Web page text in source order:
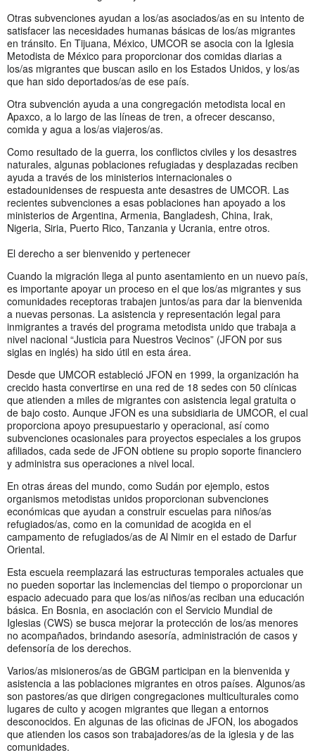
Otras subvenciones ayudan a los/as asociados/as en su intento de
satisfacer las necesidades humanas básicas de los/as migrantes
en tránsito. En Tijuana, México, UMCOR se asocia con la Iglesia
Metodista de México para proporcionar dos comidas diarias a
los/as migrantes que buscan asilo en los Estados Unidos, y los/as
que han sido deportados/as de ese país.
Otra subvención ayuda a una congregación metodista local en
Apaxco, a lo largo de las líneas de tren, a ofrecer descanso,
comida y agua a los/as viajeros/as.
Como resultado de la guerra, los conflictos civiles y los desastres
naturales, algunas poblaciones refugiadas y desplazadas reciben
ayuda a través de los ministerios internacionales o
estadounidenses de respuesta ante desastres de UMCOR. Las
recientes subvenciones a esas poblaciones han apoyado a los
ministerios de Argentina, Armenia, Bangladesh, China, Irak,
Nigeria, Siria, Puerto Rico, Tanzania y Ucrania, entre otros.
El derecho a ser bienvenido y pertenecer
Cuando la migración llega al punto asentamiento en un nuevo país,
es importante apoyar un proceso en el que los/as migrantes y sus
comunidades receptoras trabajen juntos/as para dar la bienvenida
a nuevas personas. La asistencia y representación legal para
inmigrantes a través del programa metodista unido que trabaja a
nivel nacional “Justicia para Nuestros Vecinos” (JFON por sus
siglas en inglés) ha sido útil en esta área.
Desde que UMCOR estableció JFON en 1999, la organización ha
crecido hasta convertirse en una red de 18 sedes con 50 clínicas
que atienden a miles de migrantes con asistencia legal gratuita o
de bajo costo. Aunque JFON es una subsidiaria de UMCOR, el cual
proporciona apoyo presupuestario y operacional, así como
subvenciones ocasionales para proyectos especiales a los grupos
afiliados, cada sede de JFON obtiene su propio soporte financiero
y administra sus operaciones a nivel local.
En otras áreas del mundo, como Sudán por ejemplo, estos
organismos metodistas unidos proporcionan subvenciones
económicas que ayudan a construir escuelas para niños/as
refugiados/as, como en la comunidad de acogida en el
campamento de refugiados/as de Al Nimir en el estado de Darfur
Oriental.
Esta escuela reemplazará las estructuras temporales actuales que
no pueden soportar las inclemencias del tiempo o proporcionar un
espacio adecuado para que los/as niños/as reciban una educación
básica. En Bosnia, en asociación con el Servicio Mundial de
Iglesias (CWS) se busca mejorar la protección de los/as menores
no acompañados, brindando asesoría, administración de casos y
defensoría de los derechos.
Varios/as misioneros/as de GBGM participan en la bienvenida y
asistencia a las poblaciones migrantes en otros países. Algunos/as
son pastores/as que dirigen congregaciones multiculturales como
lugares de culto y acogen migrantes que llegan a entornos
desconocidos. En algunas de las oficinas de JFON, los abogados
que atienden los casos son trabajadores/as de la iglesia y de las
comunidades.